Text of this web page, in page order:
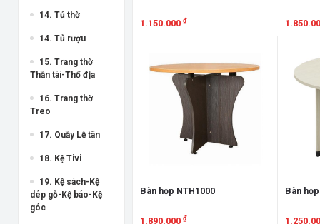
14. Tủ thờ
14. Tủ rượu
15. Trang thờ
Thần tài-Thổ địa
16. Trang thờ
Treo
17. Quầy Lễ tân
18. Kệ Tivi
19. Kệ sách-Kệ
dép gỗ-Kệ báo-Kệ
góc
1.150.000 ₫
Bàn họp NTH1000
1.890.000 ₫
Bàn